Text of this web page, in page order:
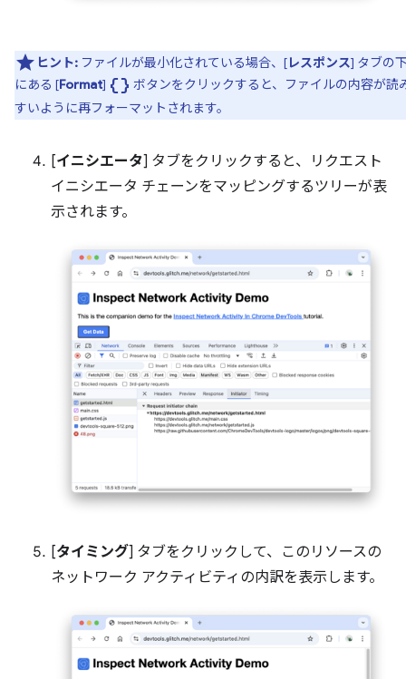
ヒント: ファイルが最小化されている場合、[レスポンス] タブの
にある [Format] data_object ボタンをクリックすると、ファイルの内容が読
すいように再フォーマットされます。
[イニシエータ] タブをクリックすると、リクエスト
イニシエータ チェーンをマッピングするツリーが表
示されます。
[タイミング] タブをクリックして、このリソースの
ネットワーク アクティビティの内訳を表示します。